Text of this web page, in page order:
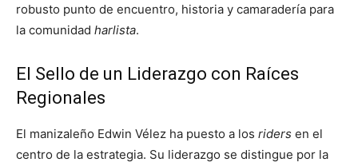
robusto punto de encuentro, historia y camaradería para
la comunidad harlista.
El Sello de un Liderazgo con Raíces
Regionales
El manizaleño Edwin Vélez ha puesto a los riders en el
centro de la estrategia. Su liderazgo se distingue por la